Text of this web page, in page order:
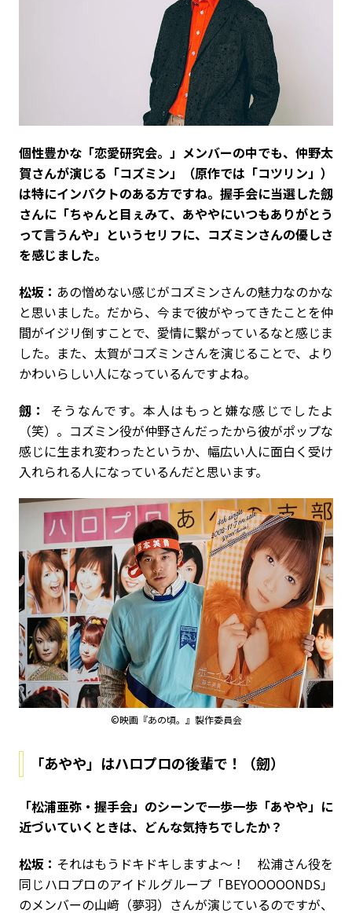
――個性豊かな「恋愛研究会。」メンバーの中でも、仲野太
賀さんが演じる「コズミン」（原作では「コツリン」）
は特にインパクトのある方ですね。握手会に当選した劔
さんに「ちゃんと目ぇみて、あややにいつもありがとう
って言うんや」というセリフに、コズミンさんの優しさ
を感じました。
松坂： あの憎めない感じがコズミンさんの魅力なのかな
と思いました。だから、今まで彼がやってきたことを仲
間がイジリ倒すことで、愛情に繋がっているなと感じま
した。また、太賀がコズミンさんを演じることで、より
かわいらしい人になっているんですよね。
劔：
そうなんです。本人はもっと嫌な感じでしたよ
（笑）。コズミン役が仲野さんだったから彼がポップな
感じに生まれ変わったというか、幅広い人に面白く受け
入れられる人になっているんだと思います。
©映画『あの頃。』製作委員会
「あやや」はハロプロの後輩で！（劒）
――「松浦亜弥・握手会」のシーンで一歩一歩「あやや」に
近づいていくときは、どんな気持ちでしたか？
松坂： それはもうドキドキしますよ～！ 松浦さん役を
同じハロプロのアイドルグループ「BEYOOOOONDS」
のメンバーの山﨑（夢羽）さんが演じているのですが、